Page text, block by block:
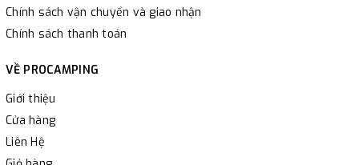
Chính sách vận chuyển và giao nhận
Chính sách thanh toán
VỀ PROCAMPING
Giới thiệu
Cửa hàng
Liên Hệ